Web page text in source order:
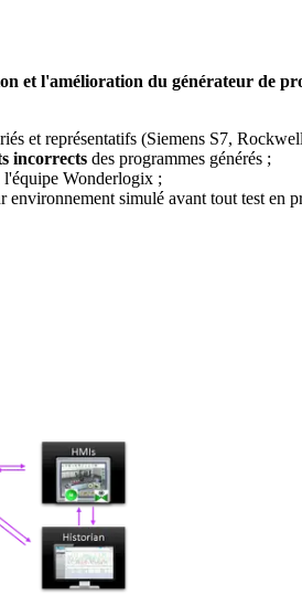
et l'amélioration du générateur de
et représentatifs (Siemens S7,
incorrects des programmes générés ;
l'équipe Wonderlogix ;
environnement simulé avant tout test en